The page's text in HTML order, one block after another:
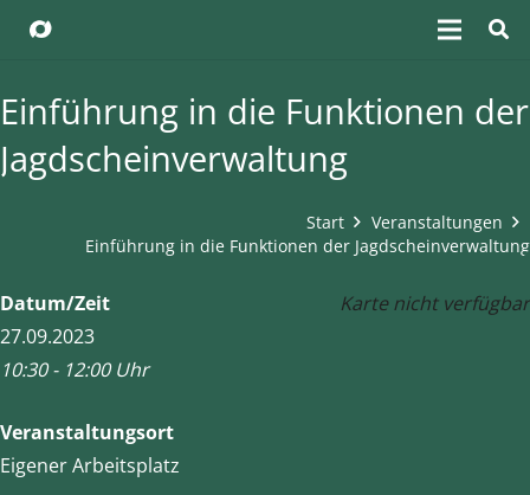
Einführung in die Funktionen der
Jagdscheinverwaltung
Start
Veranstaltungen
Einführung in die Funktionen der Jagdscheinverwaltung
Karte nicht verfügbar
Datum/Zeit
27.09.2023
10:30 - 12:00 Uhr
Veranstaltungsort
Eigener Arbeitsplatz